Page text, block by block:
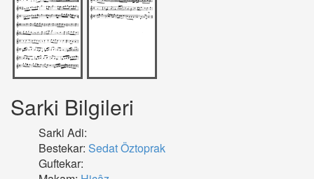
Sarki Bilgileri
Sarki Adi:
Bestekar: Sedat Öztoprak
Guftekar: